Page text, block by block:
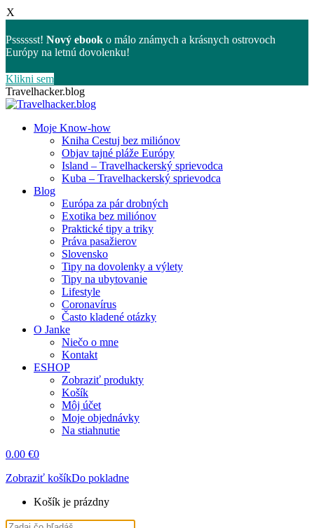
X
Psssssst! Nový ebook o málo známych a krásnych ostrovoch
Európy na letnú dovolenku!
Klikni sem
Skip
to
Travelhacker.blog
Moje Know-how
Kniha Cestuj bez miliónov
Objav tajné pláže Európy
Island – Travelhackerský sprievodca
Kuba – Travelhackerský sprievodca
Blog
Európa za pár drobných
Exotika bez miliónov
Praktické tipy a triky
Práva pasažierov
Slovensko
Tipy na dovolenky a výlety
Tipy na ubytovanie
Lifestyle
Coronavírus
Často kladené otázky
O Janke
Niečo o mne
Kontakt
ESHOP
Zobraziť produkty
Košík
Môj účet
Moje objednávky
Na stiahnutie
0.00 €0
Zobraziť košíkDo pokladne
Košík je prázdny
Search: